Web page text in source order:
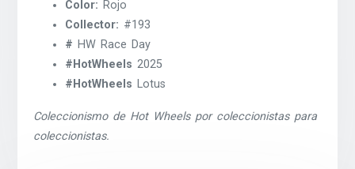
Color: Rojo
Collector: #193
# HW Race Day
#HotWheels 2025
#HotWheels Lotus
Coleccionismo de Hot Wheels por coleccionistas para
coleccionistas.